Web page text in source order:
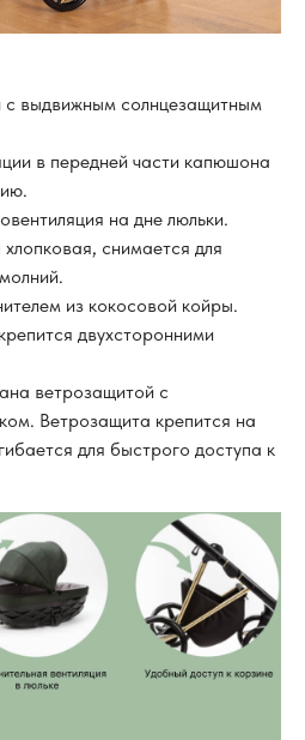
выдвижным солнцезащитным
в передней части капюшона
на дне люльки.
снимается для
из кокосовой койры.
двухсторонними
ветрозащитой с
Ветрозащита крепится на
для быстрого доступа к